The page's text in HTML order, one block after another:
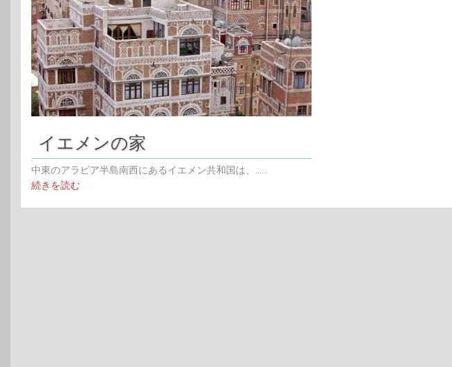
イエメンの家
中東のアラビア半島南西にあるイエメン共和国は、......
続きを読む